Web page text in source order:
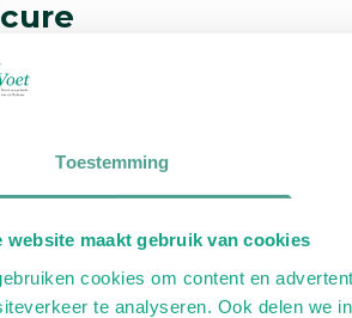
Toestemming
website maakt gebruik van cookies
cookies om content en
te analyseren. Ook delen we